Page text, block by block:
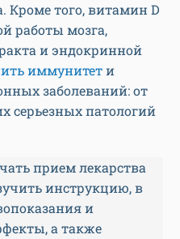
Кроме того, витамин D
работы мозга,
и эндокринной
иммунитети
заболеваний: от
серьезных патологий
прием лекарства
инструкцию, в
и
а также